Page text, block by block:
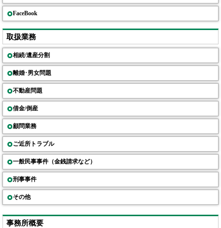
FaceBook
取扱業務
相続/遺産分割
離婚･男女問題
不動産問題
借金/倒産
顧問業務
ご近所トラブル
一般民事事件（金銭請求など）
刑事事件
その他
事務所概要